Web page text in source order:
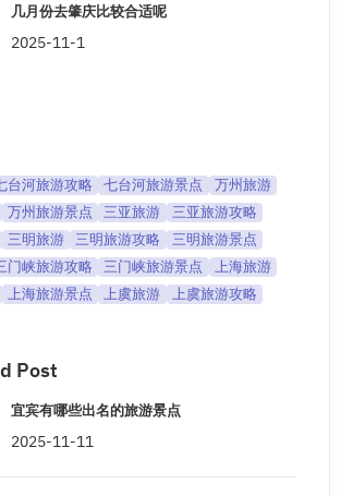
几月份去肇庆比较合适呢
2025-11-1
台河旅游攻略 七台河旅游景点
万州旅游
万州旅游景点 三亚旅游
三亚旅游攻略
三明旅游 三明旅游攻略
三明旅游景点
门峡旅游攻略 三门峡旅游景点
上海旅游
上海旅游景点 上虞旅游 上虞旅游攻略
Post
宜宾有哪些出名的旅游景点
2025-11-11